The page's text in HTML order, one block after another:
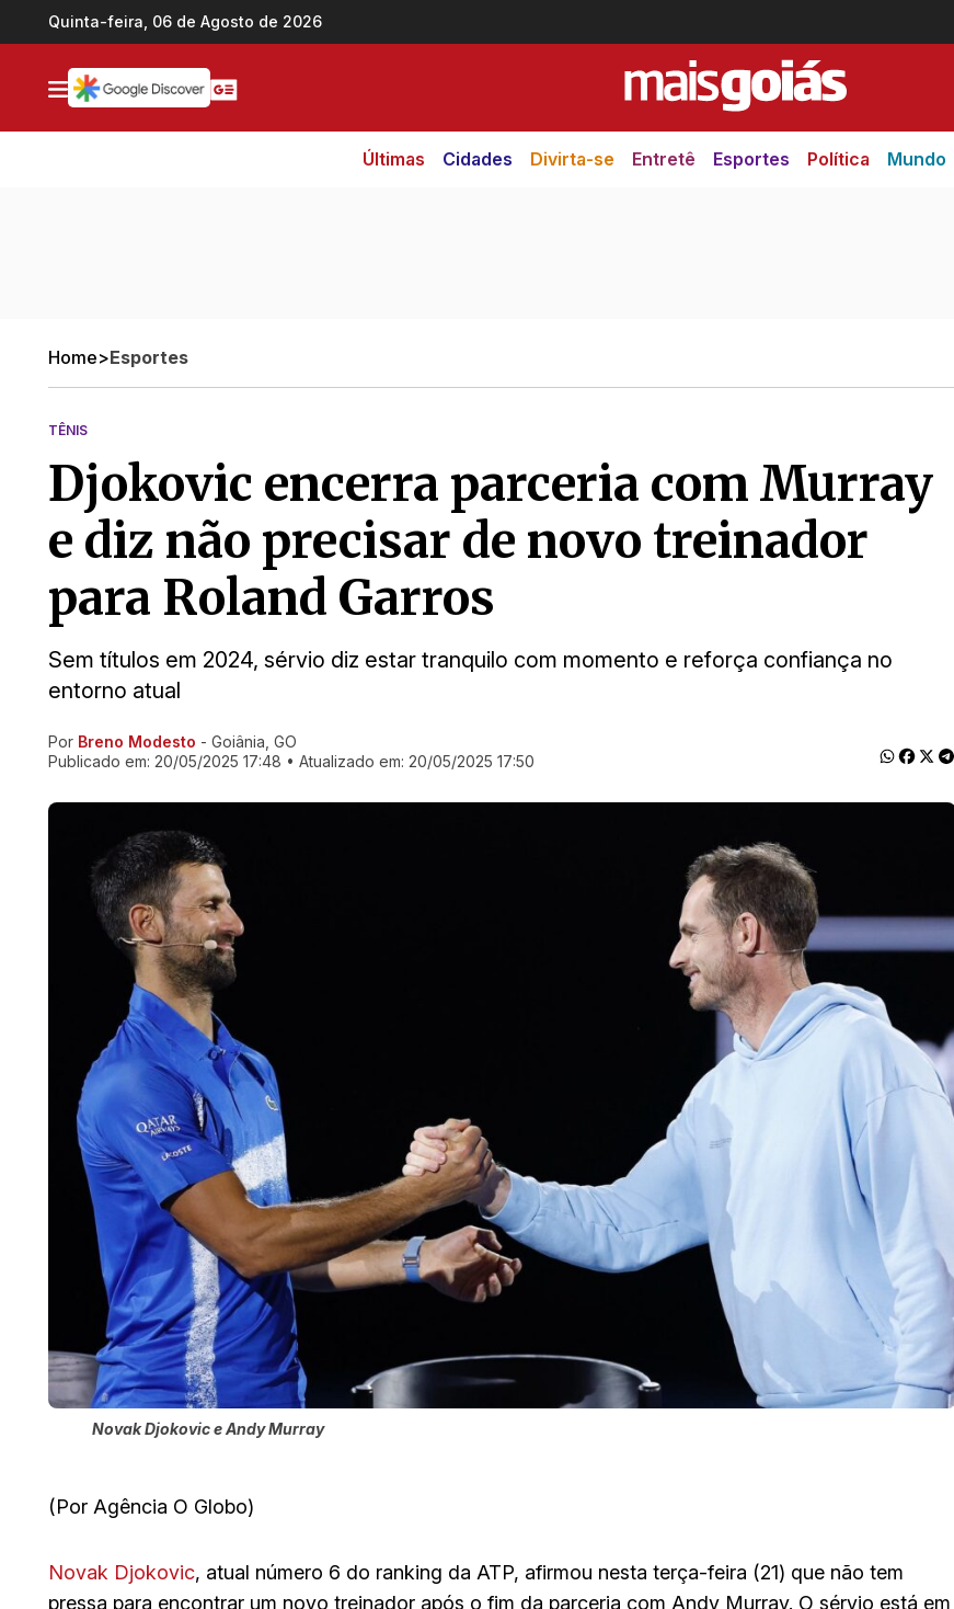
Ir direto pro conteúdo
Quinta-feira, 06 de Agosto de 2026
Últimas Cidades Divirta-se Entretê Esportes Política Mundo
Home>Esportes
TÊNIS
Djokovic encerra parceria com Murray
e diz não precisar de novo treinador
para Roland Garros
Sem títulos em 2024, sérvio diz estar tranquilo com momento e reforça confiança no
entorno atual
Ir direto pra matéria
Por Breno Modesto - Goiânia, GO
Publicado em: 20/05/2025 17:48 • Atualizado em: 20/05/2025 17:50
Novak Djokovic e Andy Murray
(Por Agência O Globo)
Novak Djokovic, atual número 6 do ranking da ATP, afirmou nesta terça-feira (21) que não tem
pressa para encontrar um novo treinador após o fim da parceria com Andy Murray. O sérvio está em